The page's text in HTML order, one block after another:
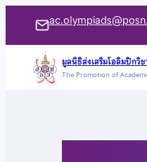
เนื้อหา
มูลนิธิส่งเสริมโอลิมปิกวิ
The Promotion of